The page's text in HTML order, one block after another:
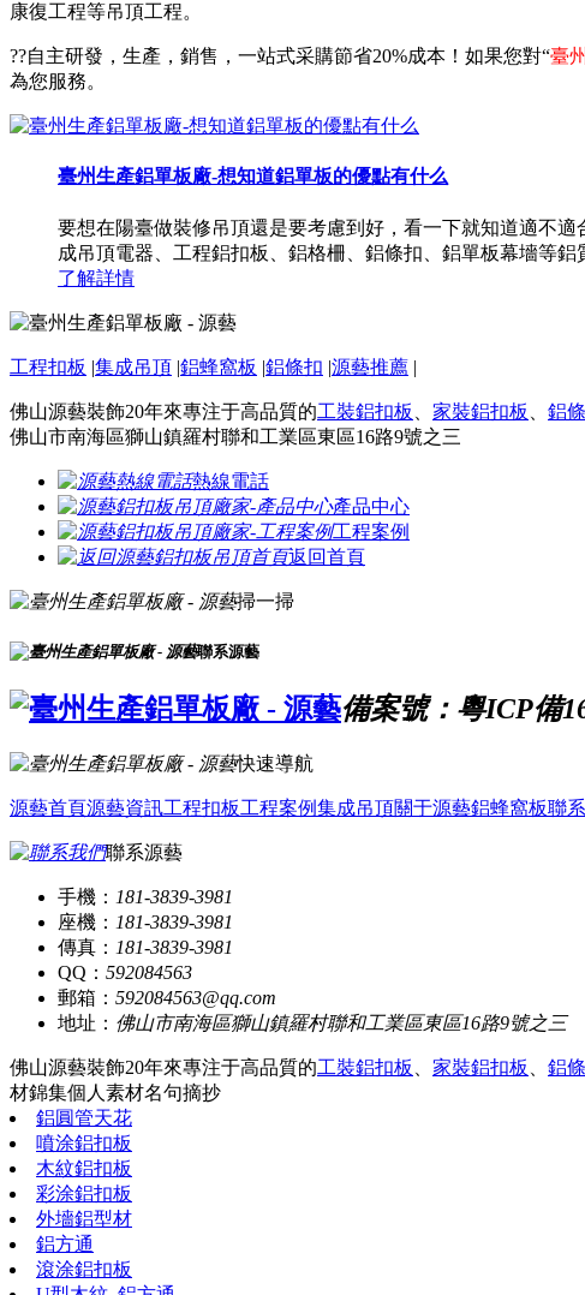
康復工程等吊頂工程。
??自主研發，生產，銷售，一站式采購節省20%成本！如果您對“臺
為您服務。
臺州生產鋁單板廠-想知道鋁單板的優點有什么
要想在陽臺做裝修吊頂還是要考慮到好，看一下就知道適不
成吊頂電器、工程鋁扣板、鋁格柵、鋁條扣、鋁單板幕墻等
了解詳情
工程扣板 |集成吊頂 |鋁蜂窩板 |鋁條扣 |源藝推薦 |
佛山源藝裝飾20年來專注于高品質的工裝鋁扣板 家裝鋁扣板 鋁
佛山市南海區獅山鎮羅村聯和工業區東區16路9號之三
熱線電話
產品中心
工程案例
返回首頁
掃一掃
聯系源藝
備案號：粵ICP備
快速導航
源藝首頁源藝資訊工程扣板工程案例集成吊頂關于源藝鋁蜂窩板聯
聯系源藝
手機： 181-3839-3981
座機： 181-3839-3981
傳真： 181-3839-3981
QQ： 592084563
郵箱： 592084563@qq.com
地址： 佛山市南海區獅山鎮羅村聯和工業區東區16路9號之三
佛山源藝裝飾20年來專注于高品質的工裝鋁扣板 家裝鋁扣板 鋁
材錦集個人素材名句摘抄
鋁圓管天花
噴涂鋁扣板
木紋鋁扣板
彩涂鋁扣板
外墻鋁型材
鋁方通
滾涂鋁扣板